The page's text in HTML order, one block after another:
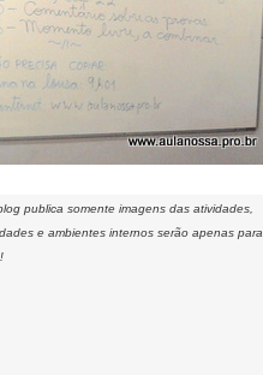
publica somente imagens das atividades,
e ambientes internos serão apenas para